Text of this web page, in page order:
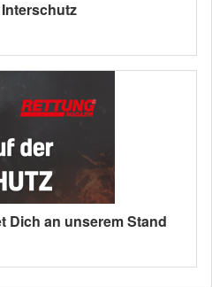
Dich an unserem Stand